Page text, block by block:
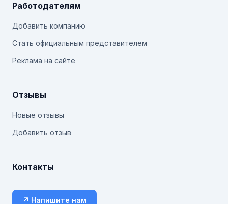
Работодателям
Добавить компанию
Стать официальным представителем
Реклама на сайте
Отзывы
Новые отзывы
Добавить отзыв
Контакты
↗ Напишите нам